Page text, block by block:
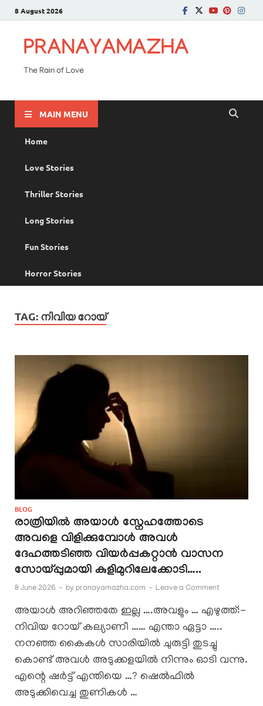
8 August 2026
PRANAYAMAZHA
The Rain of Love
MAIN MENU
Home
Love Stories
Thriller Stories
Long Stories
Fun Stories
Horror Stories
TAG: നിവിയ റോയ്
BLOG
രാത്രിയിൽ അയാൾ സ്നേഹത്തോടെ
അവളെ വിളിക്കുമ്പോൾ അവൾ
ദേഹത്തടിഞ്ഞ വിയർപ്പകറ്റാൻ വാസന
സോയ്പ്പുമായി കുളിമുറിലേക്കോടി…..
8 June 2026 - by pranayamazha.com - Leave a Comment
അയാൾ അറിഞ്ഞതേ ഇല്ല ….അവളും … എഴുത്ത്:-
നിവിയ റോയ് കല്യാണീ …… എന്താ ഏട്ടാ …..
നനഞ്ഞ കൈകൾ സാരിയിൽ ചുരുട്ടി തുടച്ചു
കൊണ്ട് അവൾ അടുക്കളയിൽ നിന്നും ഓടി വന്നു.
എന്റെ ഷർട്ട് എന്തിയെ …? ഷെൽഫിൽ
അടുക്കിവെച്ച തുണികൾ …